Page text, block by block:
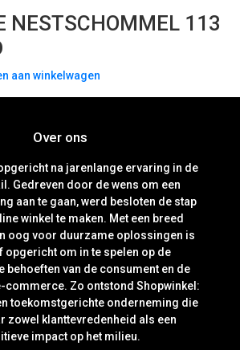
NESTSCHOMMEL 113
aan winkelwagen
Over ons
na jarenlange ervaring in de
Gedreven door de wens om een
aan te gaan, werd besloten de stap
winkel te maken. Met een breed
oog voor duurzame oplossingen is
opgericht om in te spelen op de
behoeften van de consument en de
commerce. Zo ontstond Shopwinkel:
toekomstgerichte onderneming die
zowel klanttevredenheid als een
impact op het milieu.